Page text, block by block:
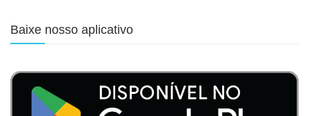
Baixe nosso aplicativo